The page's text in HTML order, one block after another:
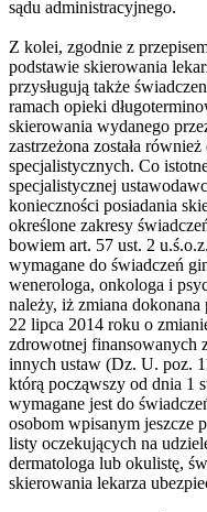
sądu administracyjnego.
Z kolei, zgodnie z
podstawie skierowania
przysługują także
ramach opieki
skierowania wydanego
zastrzeżona została
specjalistycznych. Co
specjalistycznej
konieczności posiadania
określone zakresy
bowiem art. 57 ust. 2
wymagane do świadczeń
wenerologa, onkologa i
należy, iż zmiana
22 lipca 2014 roku o
zdrowotnej finansowanych
innych ustaw (Dz. U. poz.
którą począwszy od dnia 1
wymagane jest do
osobom wpisanym jeszcze
listy oczekujących na
dermatologa lub okulistę,
skierowania lekarza